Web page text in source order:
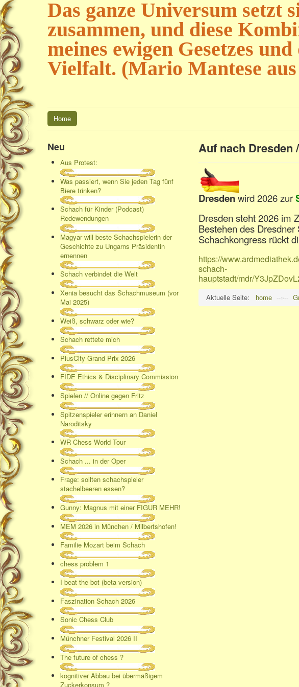
Das ganze Universum setzt
zusammen, und diese
meines ewigen Gesetzes
Vielfalt. (Mario Mantese
Home
Neu
Aus Protest:
Was passiert, wenn Sie jeden Tag fünf
Biere trinken?
Schach für Kinder (Podcast)
Redewendungen
Magyar will beste Schachspielerin der
Geschichte zu Ungarns Präsidentin
ernennen
Schach verbindet die Welt
Xenia besucht das Schachmuseum (vor
Mai 2025)
Weiß, schwarz oder wie?
Schach rettete mich
PlusCity Grand Prix 2026
FIDE Ethics & Disciplinary Commission
Spielen // Online gegen Fritz
Spitzenspieler erinnern an Daniel
Naroditsky
WR Chess World Tour
Schach ... in der Oper
Frage: sollten schachspieler
stachelbeeren essen?
Gunny: Magnus mit einer FIGUR MEHR!
MEM 2026 in München / Milbertshofen!
Familie Mozart beim Schach
chess problem 1
I beat the bot (beta version)
Faszination Schach 2026
Sonic Chess Club
Münchner Festival 2026 II
The future of chess ?
kognitiver Abbau bei übermäßigem
Zuckerkonsum ?
Auf nach Dresden
Dresdenwird 2026 zur
Dresden steht 2026 im
Bestehen des
Schachkongress rückt
https://
schach-
hauptstadt/mdr/
Aktuelle Seite: home --»--